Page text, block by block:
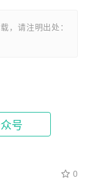
，请注明出处：
号
0